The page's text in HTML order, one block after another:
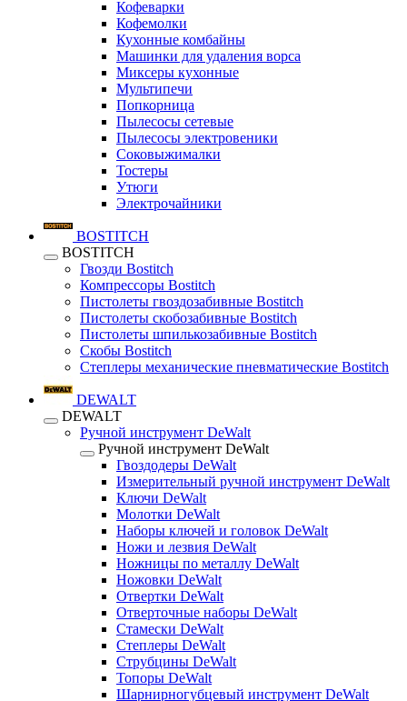
Кофеварки
Кофемолки
Кухонные комбайны
Машинки для удаления ворса
Миксеры кухонные
Мультипечи
Попкорница
Пылесосы сетевые
Пылесосы электровеники
Соковыжималки
Тостеры
Утюги
Электрочайники
BOSTITCH
BOSTITCH
Гвозди Bostitch
Компрессоры Bostitch
Пистолеты гвоздозабивные Bostitch
Пистолеты скобозабивные Bostitch
Пистолеты шпилькозабивные Bostitch
Скобы Bostitch
Степлеры механические пневматические Bostitch
DEWALT
DEWALT
Ручной инструмент DeWalt
Ручной инструмент DeWalt
Гвоздодеры DeWalt
Измерительный ручной инструмент DeWalt
Ключи DeWalt
Молотки DeWalt
Наборы ключей и головок DeWalt
Ножи и лезвия DeWalt
Ножницы по металлу DeWalt
Ножовки DeWalt
Отвертки DeWalt
Отверточные наборы DeWalt
Стамески DeWalt
Степлеры DeWalt
Струбцины DeWalt
Топоры DeWalt
Шарнирногубцевый инструмент DeWalt